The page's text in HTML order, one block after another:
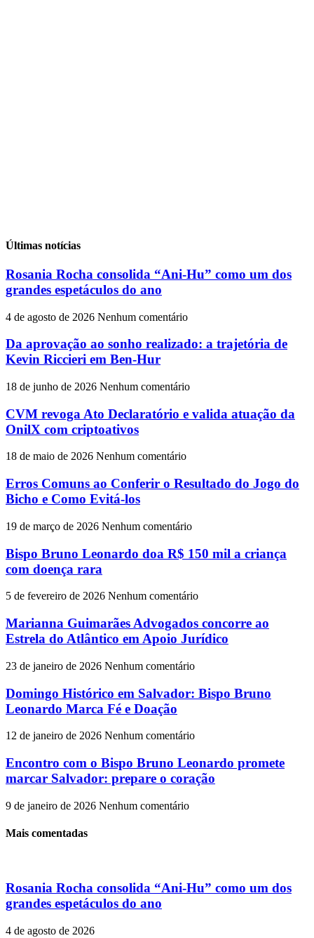
Últimas notícias
Rosania Rocha consolida “Ani-Hu” como um dos
grandes espetáculos do ano
4 de agosto de 2026 Nenhum comentário
Da aprovação ao sonho realizado: a trajetória de
Kevin Riccieri em Ben-Hur
18 de junho de 2026 Nenhum comentário
CVM revoga Ato Declaratório e valida atuação da
OnilX com criptoativos
18 de maio de 2026 Nenhum comentário
Erros Comuns ao Conferir o Resultado do Jogo do
Bicho e Como Evitá-los
19 de março de 2026 Nenhum comentário
Bispo Bruno Leonardo doa R$ 150 mil a criança
com doença rara
5 de fevereiro de 2026 Nenhum comentário
Marianna Guimarães Advogados concorre ao
Estrela do Atlântico em Apoio Jurídico
23 de janeiro de 2026 Nenhum comentário
Domingo Histórico em Salvador: Bispo Bruno
Leonardo Marca Fé e Doação
12 de janeiro de 2026 Nenhum comentário
Encontro com o Bispo Bruno Leonardo promete
marcar Salvador: prepare o coração
9 de janeiro de 2026 Nenhum comentário
Mais comentadas
Rosania Rocha consolida “Ani-Hu” como um dos
grandes espetáculos do ano
4 de agosto de 2026